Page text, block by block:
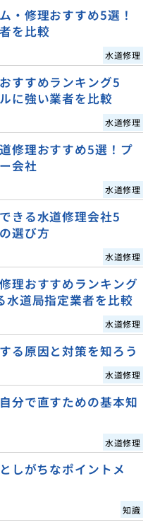
・修理おすすめ5選！
を比較
水道修理
すすめランキング5
に強い業者を比較
水道修理
修理おすすめ5選！プ
会社
水道修理
きる水道修理会社5
選び方
水道修理
理おすすめランキング
水道局指定業者を比較
水道修理
る原因と対策を知ろう
水道修理
分で直すための基本知
水道修理
しがちなポイントメ
知識